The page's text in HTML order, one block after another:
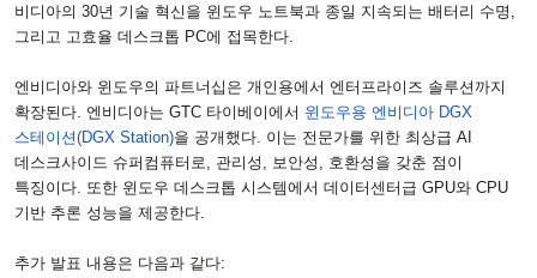
비디아의 30년 기술 혁신을 윈도우 노트북과 종일 지속되는 배터리 수명
그리고 고효율 데스크톱 PC에 접목한다
엔비디아와 윈도우의 파트너십은 개인용에서 엔터프라이즈 솔루션까지
확장된다 엔비디아는 GTC 타이베이에서 윈도우용 엔비디아 DGX
스테이션(DGX Station)을 공개했다 이는 전문가를 위한 최상급 AI
데스크사이드 슈퍼컴퓨터로
관리성 보안성
호환성을 갖춘 점이
특징이다 또한 윈도우 데스크톱 시스템에서 데이터센터급 GPU와 CPU
기반 추론 성능을 제공한다
추가 발표 내용은 다음과 같다: